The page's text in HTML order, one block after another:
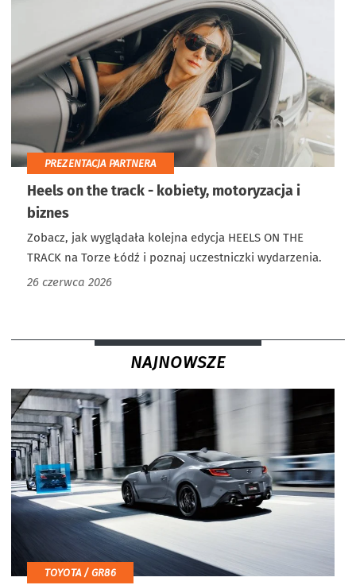
PREZENTACJA PARTNERA
Heels on the track - kobiety, motoryzacja i
biznes
Zobacz, jak wyglądała kolejna edycja HEELS ON THE
TRACK na Torze Łódź i poznaj uczestniczki wydarzenia.
26 czerwca 2026
NAJNOWSZE
TOYOTA / GR86